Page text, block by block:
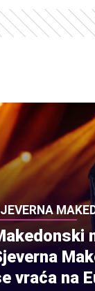
vraća na